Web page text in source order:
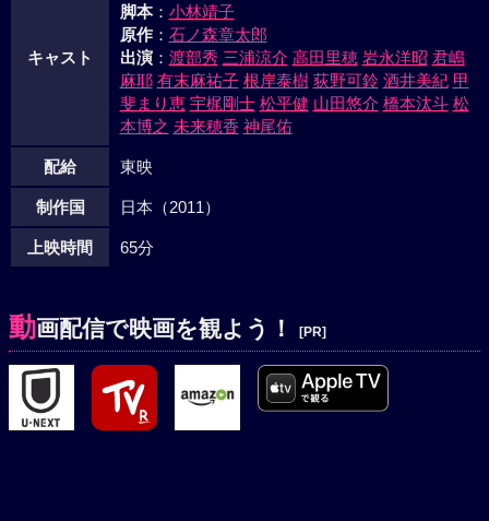
キャスト
脚本： 小林靖子
原作： 石ノ森章太郎
出演： 渡部秀 三浦涼介 高田里穂 岩永洋昭 君嶋
麻耶 有末麻祐子 根岸泰樹 荻野可鈴 酒井美紀 甲
斐まり恵 宇梶剛士 松平健 山田悠介 橋本汰斗 松
本博之 未来穂香 神尾佑
配給 東映
制作国 日本（2011）
上映時間 65分
動画配信で映画を観よう！ [PR]